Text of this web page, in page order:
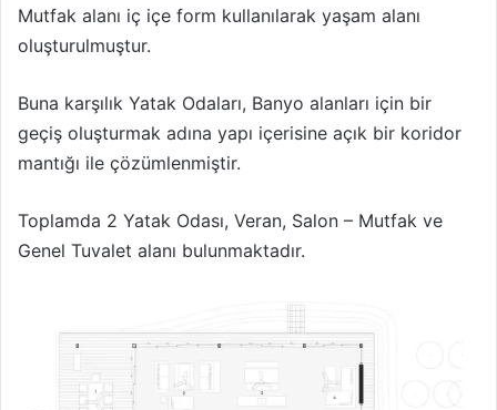
Mutfak alanı iç içe form kullanılarak yaşam alanı
oluşturulmuştur.
Buna karşılık Yatak Odaları, Banyo alanları için bir
geçiş oluşturmak adına yapı içerisine açık bir koridor
mantığı ile çözümlenmiştir.
Toplamda 2 Yatak Odası, Veran, Salon – Mutfak ve
Genel Tuvalet alanı bulunmaktadır.